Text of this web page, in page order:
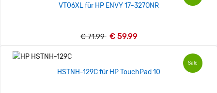
VT06XL für HP ENVY 17-327ONR
€ 71.99 € 59.99
Sale
HSTNH-129C für HP TouchPad 10